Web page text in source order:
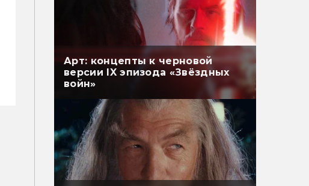
Арт: концепты к черновой
версии IX эпизода «Звёздных
войн»